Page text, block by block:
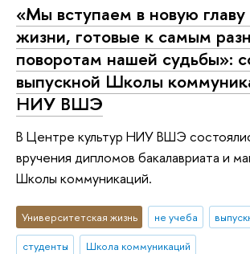
«Мы вступаем в новую
жизни, готовые к самым
поворотам нашей судьбы»:
выпускной Школы
НИУ ВШЭ
В Центре культур НИУ ВШЭ
вручения дипломов бакалавриата и
Школы коммуникаций.
Университетская жизнь не учеба
студенты
Школа коммуникаций